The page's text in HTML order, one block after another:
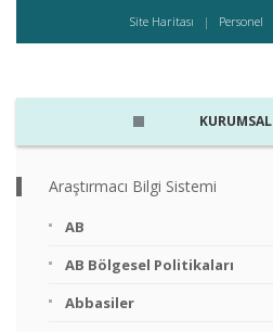
Site Haritası Personel
KURUMSAL
Araştırmacı Bilgi Sistemi
AB
AB Bölgesel Politikaları
Abbasiler